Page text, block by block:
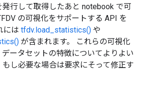
発行して取得したあと notebook で可
の可視化をサポートする API を
には tfdv.load_statistics() や
が含まれます。 これらの可視化
ータセットの特徴についてよりよい
し必要な場合は要求にそって修正す